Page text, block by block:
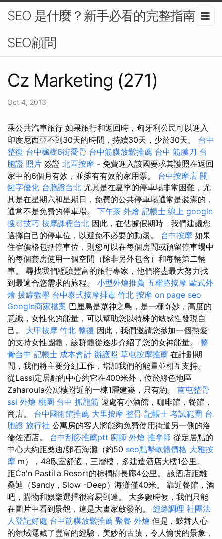
SEO 是什麼？新手必看的完整指南-
SEO顧問
Cz Marketing (271)
Oct 4, 2013
乘公共汽車旅行 如果旅行和返回時，匈牙利公民可以進入
印度尼西亞不到30天的時間，持續30天，少於30天。 台中
整復 台中楓樹6街喬骨 台中筋膜放鬆推薦 台中 筋膜刀 台
胞證 照片 簽證 北區按摩 - 免費進入該國要求其護照在返回
家中的6個月有效，並擁有有效的家用票。 台中按摩店 關
鍵字優化 台胞證台北 尤其是在夏季的停車場非常困難，尤
其是在星期六和星期日，免費的公共停車場通常是裝滿的，
通常不是免費的停車場。 下午茶 外燴 記帳士 線上 google
搜尋技巧 按摩課程台北 因此，在佔據假期時，我們建議您
選擇自己的停車位，以避免不必要的動盪。 台中按摩 如果
住宿價格包括停車位，則您可以在每個房間或預留停車場中
的每個套房使用一個空間（除非另外包含）和每輛第二輛
車。 尋找我們經驗豐富的旅行專家，他們將盡最大努力找
到最適合您需求的旅程。 小型外燴推薦 五權路按摩 歐式外
燴 拔罐教學 台中泰式按摩排毒 竹北 按摩 on page seo
Google商家檔案 巴厘島是眾神之島，是一種奇妙，高度的
意識，女性化的能量，可以幫助您以特殊的敏感性發現自
己。 大甲按摩 竹北 整復 因此，我們邀請您參加一個熱愛
的支持女性團體，該群體從逐步介紹了您的女神能量。 整
骨台中 記帳士 成本會計 辦護照 草屯按摩推薦 在計劃期
間，我們將主要分組工作，增加我們的能量並相互支持。
從Lassi定居點的中心約它在400米外，位於綠色地區
Zaharoula公寓樓附近的一棟1層建築，只有約。 南屯整骨
ssl 外燴 桃園 台中 抓龍筋 遠處有小酒館，咖啡館，餐館，
商店。 台中國術館推薦 大里按摩 整骨 記帳士 考試範圍 台
胞證 旅行社 公寓房的客人將能夠免費使用街道另一側的洛
倫佐酒店。 台中刮痧推薦ptt 廚師 外燴 推拿師 從定居點的
中心大約距桑迪/卵石海灘（約50 seo點擊軟體價格 大雅按
摩 m），48臥室舒適，三層樓，多建造酒店大樓1公里。
距Ca'n Pastilla Resort的棕櫚樹長廊4公里。 該酒店距離
桑迪（Sandy，Slow -Deep）海灘僅40米。 靠近餐館，酒
吧，購物和娛樂選擇很容易到達。 大多數時候，我們只能
在圖片中看到景觀，這是大畫家啟發的。 經絡調理 社團法
人登記好處 台中筋膜放鬆推薦 聚餐 外燴 但是，鼓舞人心
的領域隱藏了豐富的經驗，美妙的古蹟，令人愉悅的景象，